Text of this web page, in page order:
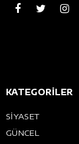
KATEGORİLER
SİYASET
GÜNCEL